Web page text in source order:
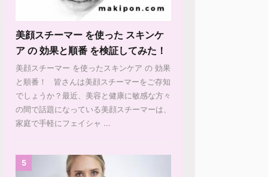
美顔スチーマー を使った スキンケ
ア の 効果と順番 を検証してみた！
美顔スチーマー を使ったスキンケア の 効果
と順番！ 皆さんは美顔スチーマーをご存知
でしょうか？最近、美容と健康に敏感な方々
の間で話題になっている美顔スチーマーは、
家庭で手軽にフェイシャ ...
5